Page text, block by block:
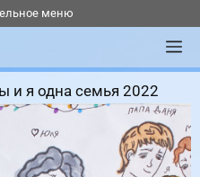
меню
и я одна семья 2022